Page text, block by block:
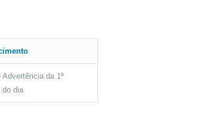
Advertência da 1ª
do dia